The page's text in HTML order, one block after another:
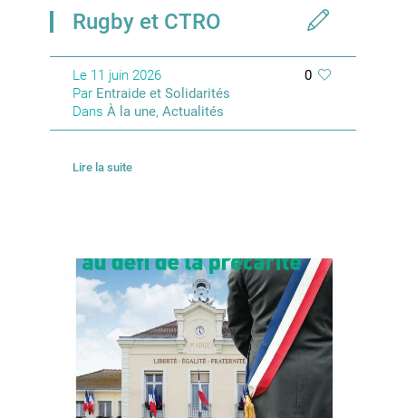
Rugby et CTRO
0
Le 11 juin 2026
Par Entraide et Solidarités
Dans À la une, Actualités
Lire la suite